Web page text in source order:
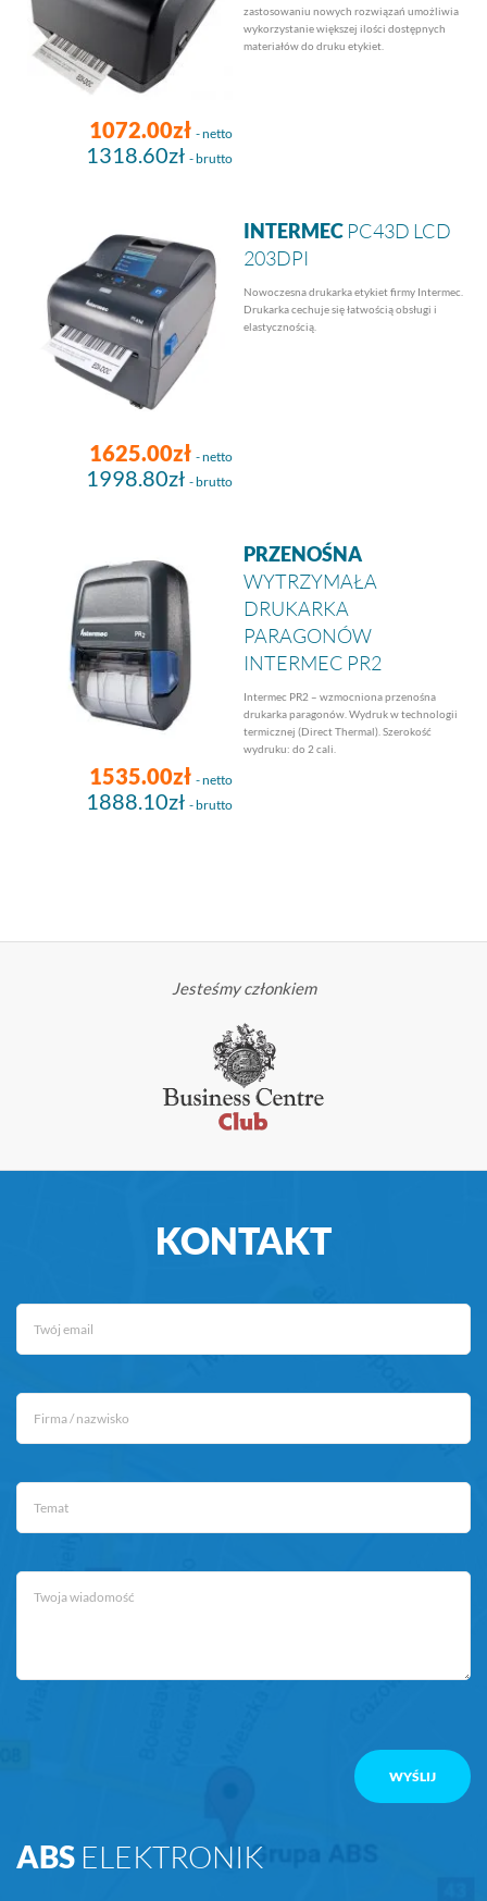
1072.00zł - netto
1318.60zł - brutto
zastosowaniu nowych rozwiązań umożliwia
wykorzystanie większej ilości dostępnych
materiałów do druku etykiet.
1625.00zł - netto
1998.80zł - brutto
INTERMEC PC43D LCD
203DPI
Nowoczesna drukarka etykiet firmy Intermec.
Drukarka cechuje się łatwością obsługi i
elastycznością.
1535.00zł - netto
1888.10zł - brutto
PRZENOŚNA
WYTRZYMAŁA
DRUKARKA
PARAGONÓW
INTERMEC PR2
Intermec PR2 – wzmocniona przenośna
drukarka paragonów. Wydruk w technologii
termicznej (Direct Thermal). Szerokość
wydruku: do 2 cali.
Jesteśmy członkiem
KONTAKT
ABS ELEKTRONIK